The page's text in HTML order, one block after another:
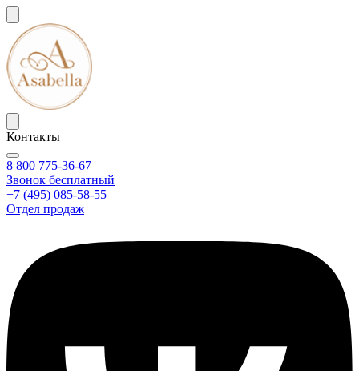
Контакты
8 800 775-36-67
Звонок бесплатный
+7 (495) 085-58-55
Отдел продаж